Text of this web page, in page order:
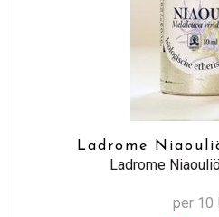
Ladrome
Ladrome
per 10